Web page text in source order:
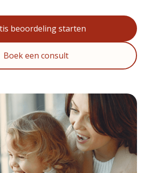
beoordeling starten
Boek een consult